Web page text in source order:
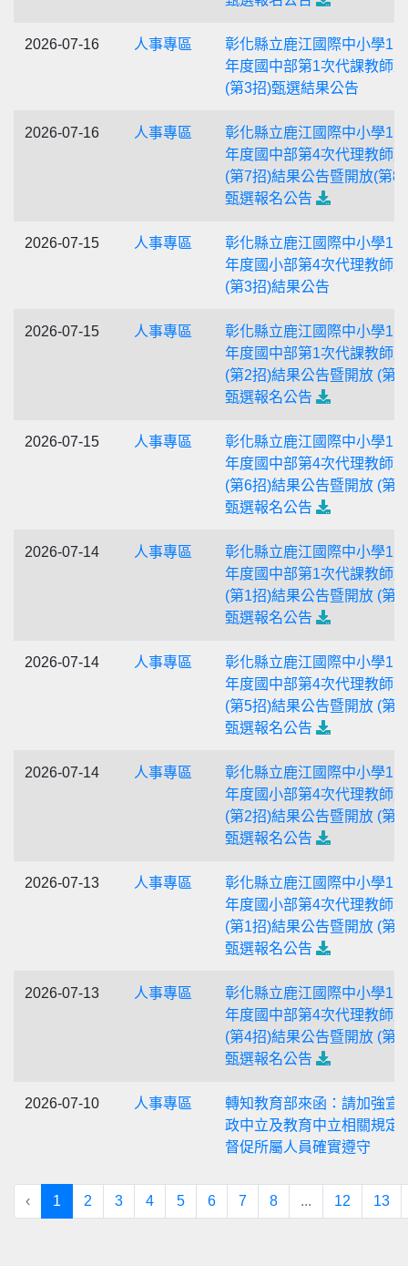
2026-07-16 人事專區
彰化縣立鹿江國際中小學
年度國中部第1次代課教師
(第3招)甄選結果公告
2026-07-16 人事專區
彰化縣立鹿江國際中小學
年度國中部第4次代理教師
(第7招)結果公告暨開放(第8
甄選報名公告
2026-07-15 人事專區
彰化縣立鹿江國際中小學
年度國小部第4次代理教師
(第3招)結果公告
2026-07-15 人事專區
彰化縣立鹿江國際中小學
年度國中部第1次代課教師
(第2招)結果公告暨開放 (第3
甄選報名公告
2026-07-15 人事專區
彰化縣立鹿江國際中小學
年度國中部第4次代理教師
(第6招)結果公告暨開放 (第7
甄選報名公告
2026-07-14 人事專區
彰化縣立鹿江國際中小學
年度國中部第1次代課教師
(第1招)結果公告暨開放 (第2
甄選報名公告
2026-07-14 人事專區
彰化縣立鹿江國際中小學
年度國中部第4次代理教師
(第5招)結果公告暨開放 (第6
甄選報名公告
2026-07-14 人事專區
彰化縣立鹿江國際中小學
年度國小部第4次代理教師
(第2招)結果公告暨開放 (第3
甄選報名公告
2026-07-13 人事專區
彰化縣立鹿江國際中小學
年度國小部第4次代理教師
(第1招)結果公告暨開放 (第2
甄選報名公告
2026-07-13 人事專區
彰化縣立鹿江國際中小學
年度國中部第4次代理教師
(第4招)結果公告暨開放 (第5
甄選報名公告
2026-07-10 人事專區
轉知教育部來函：請加強宣
政中立及教育中立相關規定
督促所屬人員確實遵守
‹ 1 2 3 4 5 6 7 8 ... 12 13